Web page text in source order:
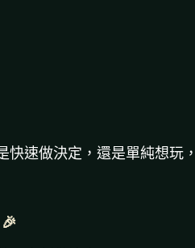
速做決定，還是單純想玩，